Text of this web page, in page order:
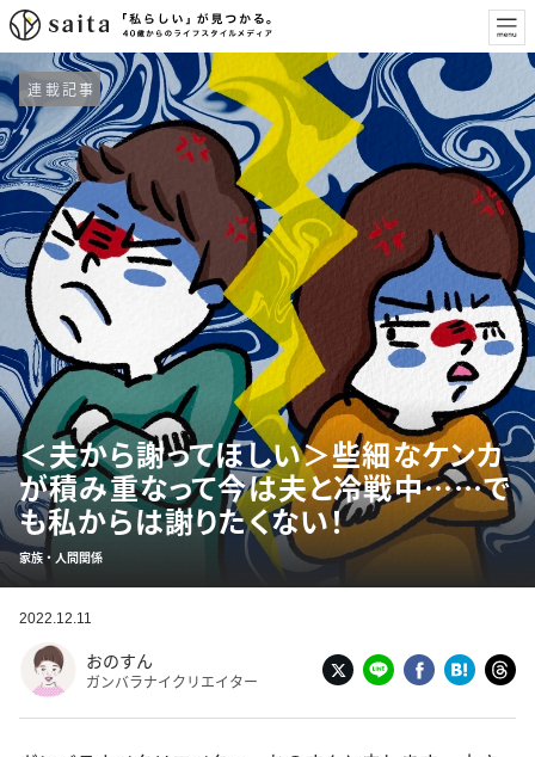
連載記事
＜夫から謝ってほしい＞些細なケンカ
が積み重なって今は夫と冷戦中……で
も私からは謝りたくない！
家族・人間関係
2022.12.11
おのすん
ガンバラナイクリエイター